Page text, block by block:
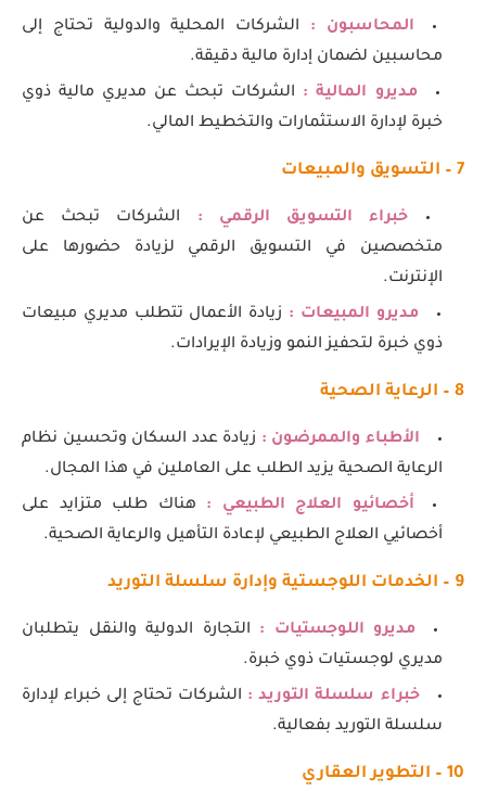
المحاسبون : الشركات المحلية والدولية تحتاج إلى
محاسبين لضمان إدارة مالية دقيقة.
مديرو المالية : الشركات تبحث عن مديري مالية ذوي
خبرة لإدارة الاستثمارات والتخطيط المالي.
7 – التسويق والمبيعات
خبراء التسويق الرقمي : الشركات تبحث عن
متخصصين في التسويق الرقمي لزيادة حضورها على
الإنترنت.
مديرو المبيعات : زيادة الأعمال تتطلب مديري مبيعات
ذوي خبرة لتحفيز النمو وزيادة الإيرادات.
8 – الرعاية الصحية
الأطباء والممرضون : زيادة عدد السكان وتحسين نظام
الرعاية الصحية يزيد الطلب على العاملين في هذا المجال.
أخصائيو العلاج الطبيعي : هناك طلب متزايد على
أخصائيي العلاج الطبيعي لإعادة التأهيل والرعاية الصحية.
9 – الخدمات اللوجستية وإدارة سلسلة التوريد
مديرو اللوجستيات :
التجارة الدولية والنقل يتطلبان
مديري لوجستيات ذوي خبرة.
خبراء سلسلة التوريد : الشركات تحتاج إلى خبراء لإدارة
سلسلة التوريد بفعالية.
10 – التطوير العقاري